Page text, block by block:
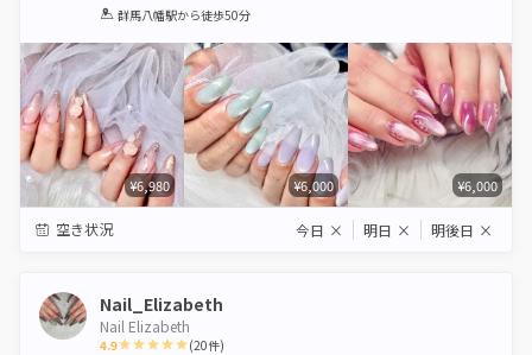
1 2 3 4 5
群馬八幡駅から徒歩50分
¥6,980 ¥6,000 ¥6,000
空き状況 今日 × 明日 × 明後日 ×
Nail_Elizabeth
Nail Elizabeth
4.9 (20件)